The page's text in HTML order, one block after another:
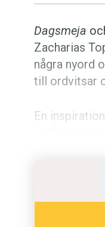
Dagsmeja
Zacharias
några nyord
till ordvitsar
En
annat